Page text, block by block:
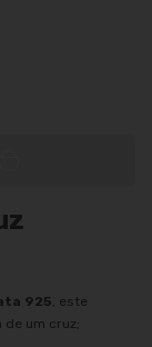
925, este
um cruz;